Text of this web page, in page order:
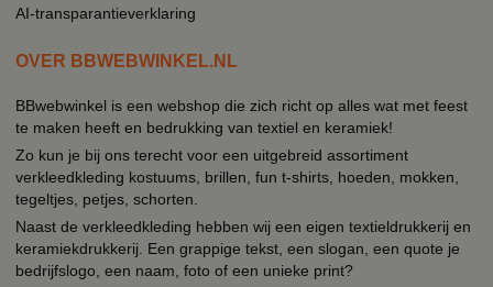
AI-transparantieverklaring
OVER BBWEBWINKEL.NL
BBwebwinkel is een webshop die zich richt op alles wat met feest
te maken heeft en bedrukking van textiel en keramiek!
Zo kun je bij ons terecht voor een uitgebreid assortiment
verkleedkleding kostuums, brillen, fun t-shirts, hoeden, mokken,
tegeltjes, petjes, schorten.
Naast de verkleedkleding hebben wij een eigen textieldrukkerij en
keramiekdrukkerij. Een grappige tekst, een slogan, een quote je
bedrijfslogo, een naam, foto of een unieke print?